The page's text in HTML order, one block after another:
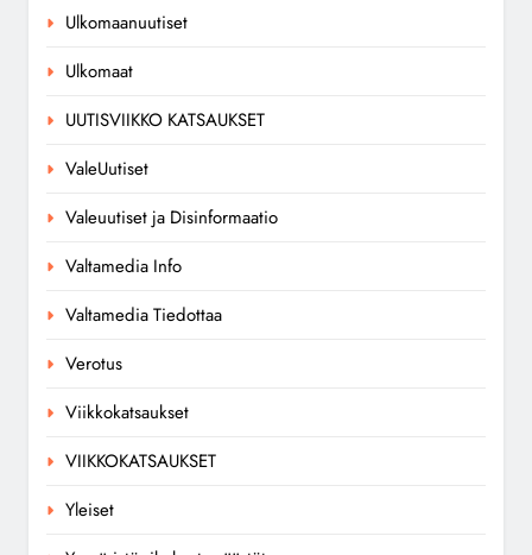
Ulkomaanuutiset
Ulkomaat
UUTISVIIKKO KATSAUKSET
ValeUutiset
Valeuutiset ja Disinformaatio
Valtamedia Info
Valtamedia Tiedottaa
Verotus
Viikkokatsaukset
VIIKKOKATSAUKSET
Yleiset